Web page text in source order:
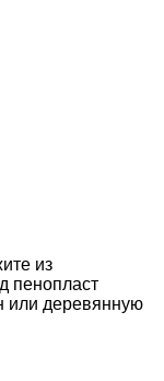
из
пенопласт
или деревянную